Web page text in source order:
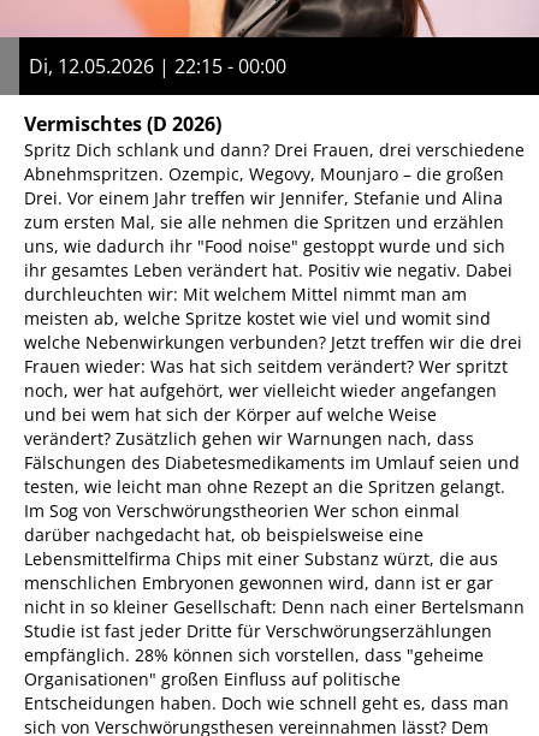
Di, 12.05.2026 | 22:15 - 00:00
Vermischtes(D 2026)
Spritz Dich schlank und dann? Drei Frauen, drei verschiedene
Abnehmspritzen. Ozempic, Wegovy, Mounjaro – die großen
Drei. Vor einem Jahr treffen wir Jennifer, Stefanie und Alina
zum ersten Mal, sie alle nehmen die Spritzen und erzählen
uns, wie dadurch ihr "Food noise" gestoppt wurde und sich
ihr gesamtes Leben verändert hat. Positiv wie negativ. Dabei
durchleuchten wir: Mit welchem Mittel nimmt man am
meisten ab, welche Spritze kostet wie viel und womit sind
welche Nebenwirkungen verbunden? Jetzt treffen wir die drei
Frauen wieder: Was hat sich seitdem verändert? Wer spritzt
noch, wer hat aufgehört, wer vielleicht wieder angefangen
und bei wem hat sich der Körper auf welche Weise
verändert? Zusätzlich gehen wir Warnungen nach, dass
Fälschungen des Diabetesmedikaments im Umlauf seien und
testen, wie leicht man ohne Rezept an die Spritzen gelangt.
Im Sog von Verschwörungstheorien Wer schon einmal
darüber nachgedacht hat, ob beispielsweise eine
Lebensmittelfirma Chips mit einer Substanz würzt, die aus
menschlichen Embryonen gewonnen wird, dann ist er gar
nicht in so kleiner Gesellschaft: Denn nach einer Bertelsmann
Studie ist fast jeder Dritte für Verschwörungserzählungen
empfänglich. 28% können sich vorstellen, dass "geheime
Organisationen" großen Einfluss auf politische
Entscheidungen haben. Doch wie schnell geht es, dass man
sich von Verschwörungsthesen vereinnahmen lässt? Dem